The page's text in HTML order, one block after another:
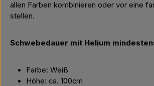
allen Farben kombinieren oder vor eine
stellen.
Schwebedauer mit Helium
Farbe: Weiß
Höhe: ca. 100cm